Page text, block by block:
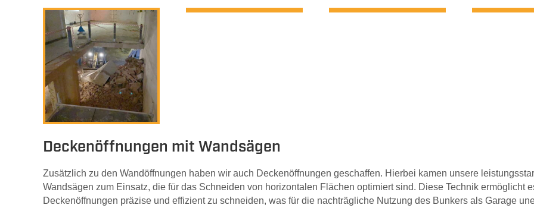
Deckenöffnungen mit Wandsägen
Zusätzlich zu den Wandöffnungen haben wir auch Deckenöffnungen geschaffen. Hierbei kamen unsere
Wandsägen zum Einsatz, die für das Schneiden von horizontalen Flächen optimiert sind. Diese Technik ermöglicht
Deckenöffnungen präzise und effizient zu schneiden, was für die nachträgliche Nutzung des Bunkers als Garage